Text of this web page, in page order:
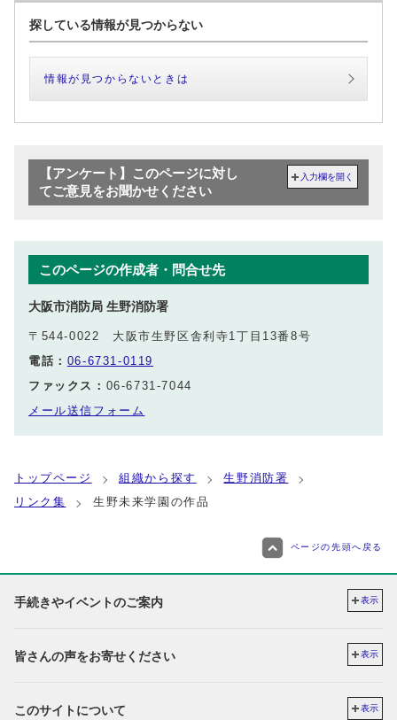
探している情報が見つからない
情報が見つからないときは
【アンケート】このページに対し
てご意見をお聞かせください
入力欄を開く
このページの作成者・問合せ先
大阪市消防局 生野消防署
〒544-0022 大阪市生野区舎利寺1丁目13番8号
電話： 06-6731-0119
ファックス： 06-6731-7044
メール送信フォーム
トップページ 組織から探す
生野消防署
リンク集
生野未来学園の作品
ページの先頭へ戻る
手続きやイベントのご案内 表示
皆さんの声をお寄せください 表示
このサイトについて 表示